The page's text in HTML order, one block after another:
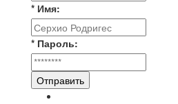
* Имя:
* Пароль:
Отправить